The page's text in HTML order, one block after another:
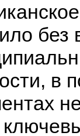
без
в